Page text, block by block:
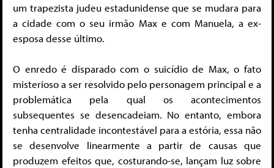
um trapezista judeu estadunidense que se mudara para
a cidade com o seu irmão Max e com Manuela, a ex-
esposa desse último.
O enredo é disparado com o suicídio de Max, o fato
misterioso a ser resolvido pelo personagem principal e a
problemática pela qual os acontecimentos
subsequentes se desencadeiam. No entanto, embora
tenha centralidade incontestável para a estória, essa não
se desenvolve linearmente a partir de causas que
produzem efeitos que, costurando-se, lançam luz sobre